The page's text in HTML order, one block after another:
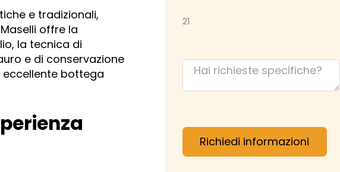
e tradizionali,
offre la
la tecnica di
e di conservazione
eccellente bottega
21
Richiedi informazioni